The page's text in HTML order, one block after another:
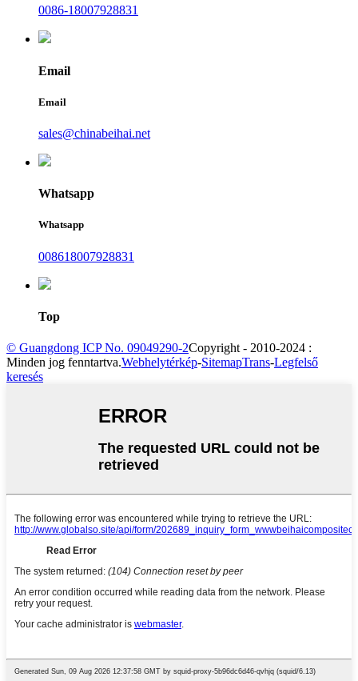
0086-18007928831
Email
Email
sales@chinabeihai.net
Whatsapp
Whatsapp
008618007928831
Top
© Guangdong ICP No. 09049290-2Copyright - 2010-2024 :
Minden jog fenntartva.Webhelytérkép-SitemapTrans-Legfelső
keresés